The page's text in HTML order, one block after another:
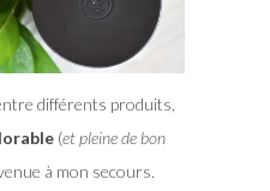
différents produits,
(et pleine de bon
à mon secours.